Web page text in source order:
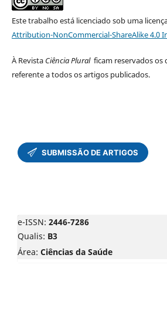
Este trabalho está licenciado sob uma
Attribution-NonCommercial-ShareAlike 4.0
À Revista Ciência Plural ficam reservados os
referente a todos os artigos publicados.
e-ISSN: 2446-7286
Qualis: B3
Área: Ciências da Saúde